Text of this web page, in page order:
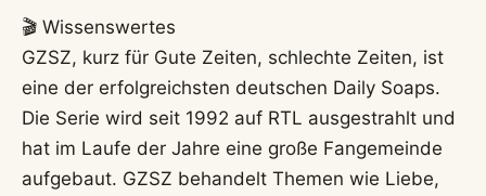
🎬 Wissenswertes
GZSZ, kurz für Gute Zeiten, schlechte Zeiten, ist
eine der erfolgreichsten deutschen Daily Soaps.
Die Serie wird seit 1992 auf RTL ausgestrahlt und
hat im Laufe der Jahre eine große Fangemeinde
aufgebaut. GZSZ behandelt Themen wie Liebe,